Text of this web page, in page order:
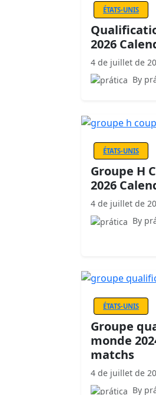
ÉTATS-UNIS
2026
4 de juillet de
By
ÉTATS-UNIS
Groupe H
2026
4 de juillet de
By
ÉTATS-UNIS
Groupe
monde
matchs
4 de juillet de
By